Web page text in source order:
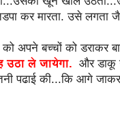
कर मारता. उसे लगता
अपने बच्चों को डराकर
उठा ले जायेगा. और डाकू
पढाई की...कि आगे